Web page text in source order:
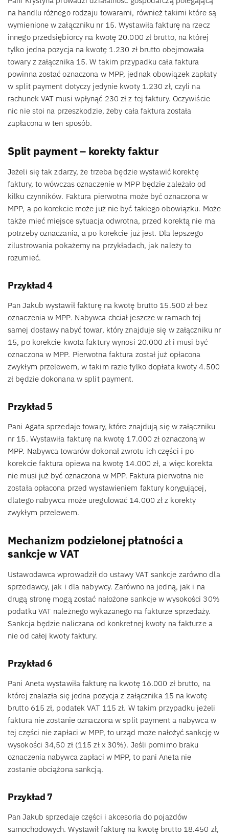
na handlu różnego rodzaju towarami, również takimi które są
wymienione w załączniku nr 15. Wystawiła fakturę na rzecz
innego przedsiębiorcy na kwotę 20.000 zł brutto, na której
tylko jedna pozycja na kwotę 1.230 zł brutto obejmowała
towary z załącznika 15. W takim przypadku cała faktura
powinna zostać oznaczona w MPP, jednak obowiązek zapłaty
w split payment dotyczy jedynie kwoty 1.230 zł, czyli na
rachunek VAT musi wpłynąć 230 zł z tej faktury. Oczywiście
nic nie stoi na przeszkodzie, żeby cała faktura została
zapłacona w ten sposób.
Split payment – korekty faktur
Jeżeli się tak zdarzy, że trzeba będzie wystawić korektę
faktury, to wówczas oznaczenie w MPP będzie zależało od
kilku czynników. Faktura pierwotna może być oznaczona w
MPP, a po korekcie może już nie być takiego obowiązku. Może
także mieć miejsce sytuacja odwrotna, przed korektą nie ma
potrzeby oznaczania, a po korekcie już jest. Dla lepszego
zilustrowania pokażemy na przykładach, jak należy to
rozumieć.
Przykład 4
Pan Jakub wystawił fakturę na kwotę brutto 15.500 zł bez
oznaczenia w MPP. Nabywca chciał jeszcze w ramach tej
samej dostawy nabyć towar, który znajduje się w załączniku nr
15, po korekcie kwota faktury wynosi 20.000 zł i musi być
oznaczona w MPP. Pierwotna faktura został już opłacona
zwykłym przelewem, w takim razie tylko dopłata kwoty 4.500
zł będzie dokonana w split payment.
Przykład 5
Pani Agata sprzedaje towary, które znajdują się w załączniku
nr 15. Wystawiła fakturę na kwotę 17.000 zł oznaczoną w
MPP. Nabywca towarów dokonał zwrotu ich części i po
korekcie faktura opiewa na kwotę 14.000 zł, a więc korekta
nie musi już być oznaczona w MPP. Faktura pierwotna nie
została opłacona przed wystawieniem faktury korygującej,
dlatego nabywca może uregulować 14.000 zł z korekty
zwykłym przelewem.
Mechanizm podzielonej płatności a
sankcje w VAT
Ustawodawca wprowadził do ustawy VAT sankcje zarówno dla
sprzedawcy, jak i dla nabywcy. Zarówno na jedną, jak i na
drugą stronę mogą zostać nałożone sankcje w wysokości 30%
podatku VAT należnego wykazanego na fakturze sprzedaży.
Sankcja będzie naliczana od konkretnej kwoty na fakturze a
nie od całej kwoty faktury.
Przykład 6
Pani Aneta wystawiła fakturę na kwotę 16.000 zł brutto, na
której znalazła się jedna pozycja z załącznika 15 na kwotę
brutto 615 zł, podatek VAT 115 zł. W takim przypadku jeżeli
faktura nie zostanie oznaczona w split payment a nabywca w
tej części nie zapłaci w MPP, to urząd może nałożyć sankcję w
wysokości 34,50 zł (115 zł x 30%). Jeśli pomimo braku
oznaczenia nabywca zapłaci w MPP, to pani Aneta nie
zostanie obciążona sankcją.
Przykład 7
Pan Jakub sprzedaje części i akcesoria do pojazdów
samochodowych. Wystawił fakturę na kwotę brutto 18.450 zł,